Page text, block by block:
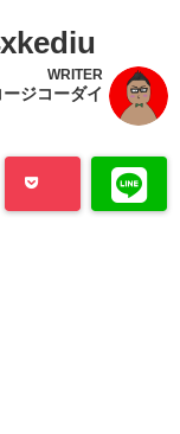
WRITER
ージコーダイ